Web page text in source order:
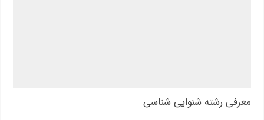
معرفی رشته شنوایی شناسی